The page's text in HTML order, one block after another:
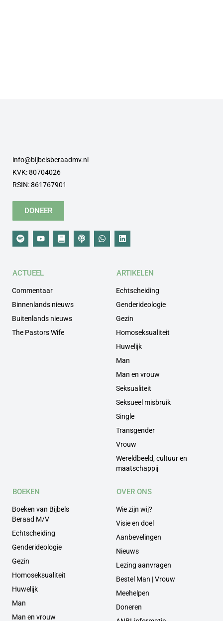
info@bijbelsberaadmv.nl
KVK: 80704026
RSIN: 861767901
DONEER
ACTUEEL
Commentaar
Binnenlands nieuws
Buitenlands nieuws
The Pastors Wife
ARTIKELEN
Echtscheiding
Genderideologie
Gezin
Homoseksualiteit
Huwelijk
Man
Man en vrouw
Seksualiteit
Seksueel misbruik
Single
Transgender
Vrouw
Wereldbeeld, cultuur en
maatschappij
BOEKEN
Boeken van Bijbels
Beraad M/V
Echtscheiding
Genderideologie
Gezin
Homoseksualiteit
Huwelijk
Man
Man en vrouw
OVER ONS
Wie zijn wij?
Visie en doel
Aanbevelingen
Nieuws
Lezing aanvragen
Bestel Man | Vrouw
Meehelpen
Doneren